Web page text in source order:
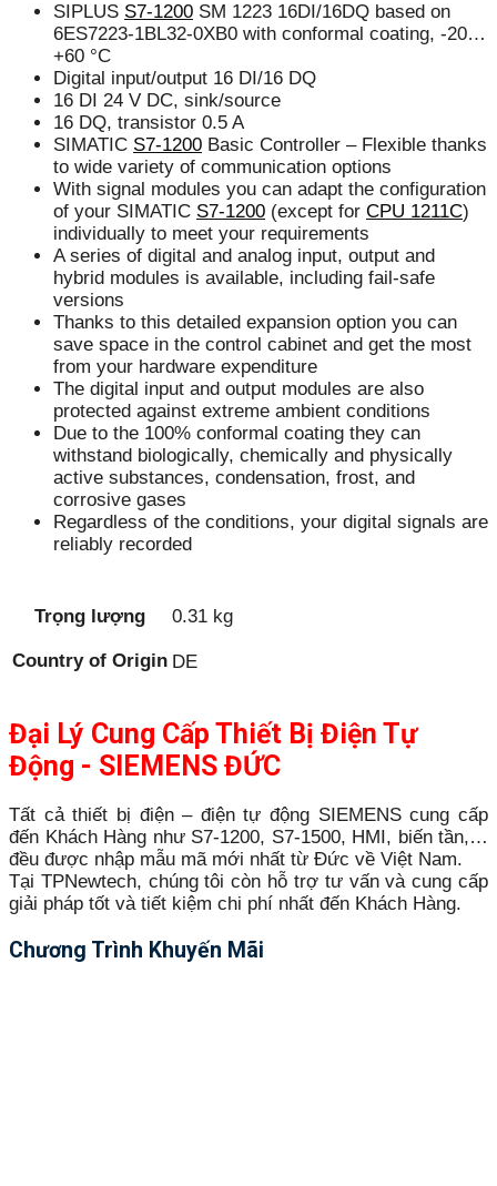
SIPLUS S7-1200 SM 1223 16DI/16DQ based on
6ES7223-1BL32-0XB0 with conformal coating, -20…
+60 °C
Digital input/output 16 DI/16 DQ
16 DI 24 V DC, sink/source
16 DQ, transistor 0.5 A
SIMATIC S7-1200 Basic Controller – Flexible thanks
to wide variety of communication options
With signal modules you can adapt the configuration
of your SIMATIC S7-1200 (except for CPU 1211C)
individually to meet your requirements
A series of digital and analog input, output and
hybrid modules is available, including fail-safe
versions
Thanks to this detailed expansion option you can
save space in the control cabinet and get the most
from your hardware expenditure
The digital input and output modules are also
protected against extreme ambient conditions
Due to the 100% conformal coating they can
withstand biologically, chemically and physically
active substances, condensation, frost, and
corrosive gases
Regardless of the conditions, your digital signals are
reliably recorded
Trọng lượng 0.31 kg
Country of Origin DE
Đại Lý Cung Cấp Thiết Bị Điện Tự
Động - SIEMENS ĐỨC
Tất cả thiết bị điện – điện tự động SIEMENS cung cấp
đến Khách Hàng như S7-1200, S7-1500, HMI, biến tần,…
đều được nhập mẫu mã mới nhất từ Đức về Việt Nam.
Tại TPNewtech, chúng tôi còn hỗ trợ tư vấn và cung cấp
giải pháp tốt và tiết kiệm chi phí nhất đến Khách Hàng.
Chương Trình Khuyến Mãi